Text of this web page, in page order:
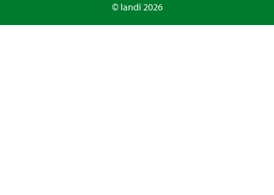
© landi 2026